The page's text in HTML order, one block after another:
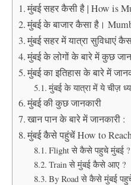
मुंबई सहर कैसी है | How is
मुंबई के बाजार कैसा है।
मुंबई सहर में यात्रा सुविधाएं
मुंबई के लोगों के बारे में कुछ
मुंबई का इतिहास के बारे में
मुंबई के यात्रा में ये चीज़
मुंबई की कुछ जानकारी
खान पान के बारे में जानकारी :
मुंबई कैसे पहुंचें How to
Flight से कैसे पहुचे मुंबई ?
Train से मुंबई कैसे आए ?
By Road से कैसे मुंबई